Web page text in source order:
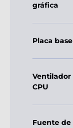
gráfica
Placa base
Ventilador
CPU
Fuente de